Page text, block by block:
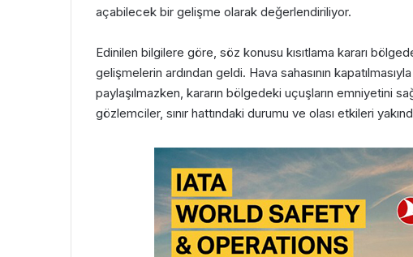
açabilecek bir gelişme olarak değerlendiriliyor.
Edinilen bilgilere göre, söz konusu kısıtlama kararı
gelişmelerin ardından geldi. Hava sahasının
paylaşılmazken, kararın bölgedeki uçuşların emniyetini
gözlemciler, sınır hattındaki durumu ve olası etkileri